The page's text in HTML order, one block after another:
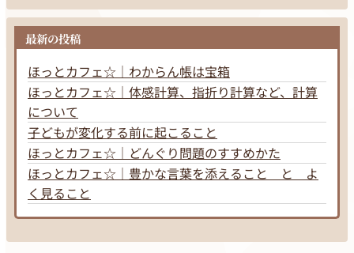
最新の投稿
ほっとカフェ☆｜わからん帳は宝箱
ほっとカフェ☆｜体感計算、指折り計算など、計算
について
子どもが変化する前に起こること
ほっとカフェ☆｜どんぐり問題のすすめかた
ほっとカフェ☆｜豊かな言葉を添えること と よ
く見ること